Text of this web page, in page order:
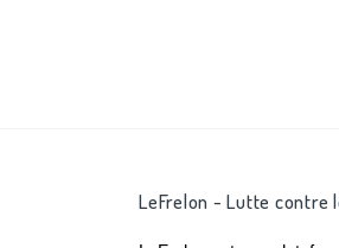
LeFrelon - Lutte contre